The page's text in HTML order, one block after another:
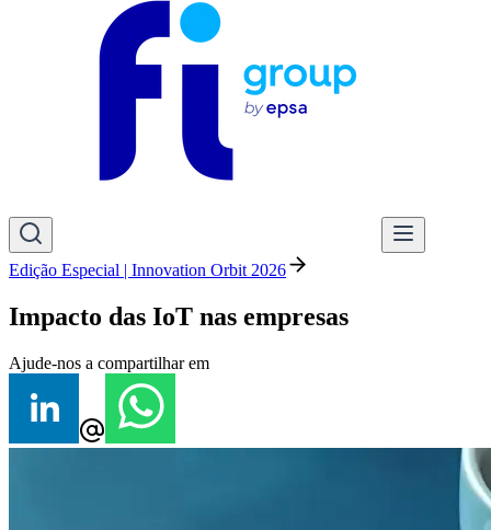
Edição Especial | Innovation Orbit 2026
Impacto das IoT nas empresas
Ajude-nos a compartilhar em